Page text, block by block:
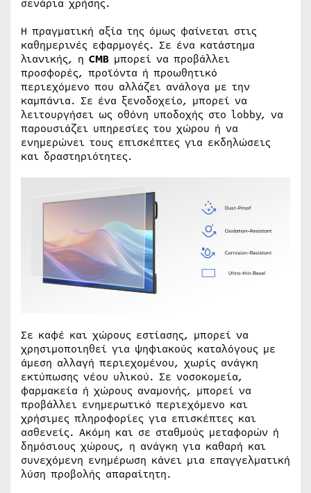
σενάρια χρήσης.
Η πραγματική αξία της όμως φαίνεται στις
καθημερινές εφαρμογές. Σε ένα κατάστημα
λιανικής, η CMB μπορεί να προβάλλει
προσφορές, προϊόντα ή προωθητικό
περιεχόμενο που αλλάζει ανάλογα με την
καμπάνια. Σε ένα ξενοδοχείο, μπορεί να
λειτουργήσει ως οθόνη υποδοχής στο lobby, να
παρουσιάζει υπηρεσίες του χώρου ή να
ενημερώνει τους επισκέπτες για εκδηλώσεις
και δραστηριότητες.
Σε καφέ και χώρους εστίασης, μπορεί να
χρησιμοποιηθεί για ψηφιακούς καταλόγους με
άμεση αλλαγή περιεχομένου, χωρίς ανάγκη
εκτύπωσης νέου υλικού. Σε νοσοκομεία,
φαρμακεία ή χώρους αναμονής, μπορεί να
προβάλλει ενημερωτικό περιεχόμενο και
χρήσιμες πληροφορίες για επισκέπτες και
ασθενείς. Ακόμη και σε σταθμούς μεταφορών ή
δημόσιους χώρους, η ανάγκη για καθαρή και
συνεχόμενη ενημέρωση κάνει μια επαγγελματική
λύση προβολής απαραίτητη.